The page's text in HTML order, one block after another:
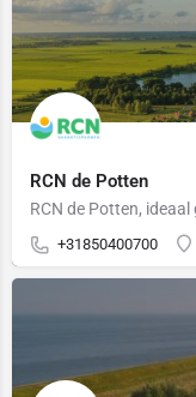
RCN de Potten
+31850400700